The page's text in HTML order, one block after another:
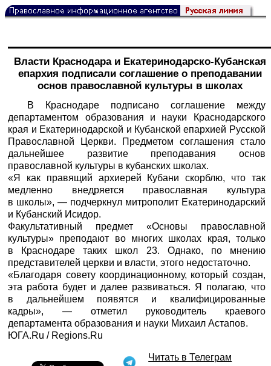
Власти Краснодара и Екатеринодарско-Кубанская
епархия подписали соглашение о преподавании
основ православной культуры в школах
В Краснодаре подписано соглашение между
департаментом образования и науки Краснодарского
края и Екатеринодарской и Кубанской епархией Русской
Православной Церкви. Предметом соглашения стало
дальнейшее развитие преподавания основ
православной культуры в кубанских школах.
«Я как правящий архиерей Кубани скорблю, что так
медленно внедряется православная культура
в школы», — подчеркнул митрополит Екатеринодарский
и Кубанский Исидор.
Факультативный предмет «Основы православной
культуры» преподают во многих школах края, только
в Краснодаре таких школ 23. Однако, по мнению
представителей церкви и власти, этого недостаточно.
«Благодаря совету координационному, который создан,
эта работа будет и далее развиваться. Я полагаю, что
в дальнейшем появятся и квалифицированные
кадры», — отметил руководитель краевого
департамента образования и науки Михаил Астапов.
ЮГА.Ru / Regions.Ru
Читать в Телеграм